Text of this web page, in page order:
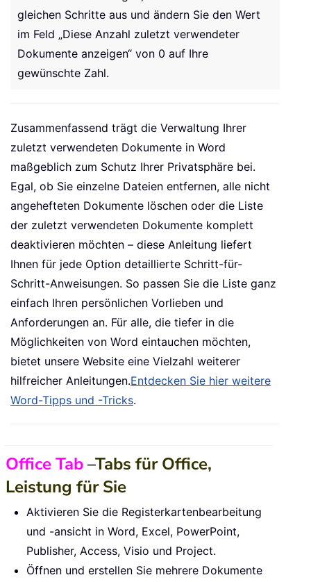
gleichen Schritte aus und ändern Sie den Wert
im Feld „Diese Anzahl zuletzt verwendeter
Dokumente anzeigen“ von 0 auf Ihre
gewünschte Zahl.
Zusammenfassend trägt die Verwaltung Ihrer
zuletzt verwendeten Dokumente in Word
maßgeblich zum Schutz Ihrer Privatsphäre bei.
Egal, ob Sie einzelne Dateien entfernen, alle nicht
angehefteten Dokumente löschen oder die Liste
der zuletzt verwendeten Dokumente komplett
deaktivieren möchten – diese Anleitung liefert
Ihnen für jede Option detaillierte Schritt-für-
Schritt-Anweisungen. So passen Sie die Liste ganz
einfach Ihren persönlichen Vorlieben und
Anforderungen an. Für alle, die tiefer in die
Möglichkeiten von Word eintauchen möchten,
bietet unsere Website eine Vielzahl weiterer
hilfreicher Anleitungen.Entdecken Sie hier weitere
Word-Tipps und -Tricks.
Office Tab–Tabs für Office,
Leistung für Sie
Aktivieren Sie die Registerkartenbearbeitung
und -ansicht in Word, Excel, PowerPoint,
Publisher, Access, Visio und Project.
Öffnen und erstellen Sie mehrere Dokumente